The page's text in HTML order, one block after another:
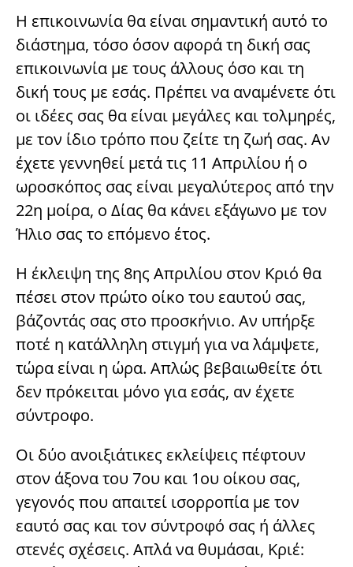
Η επικοινωνία θα είναι σημαντική αυτό το
διάστημα, τόσο όσον αφορά τη δική σας
επικοινωνία με τους άλλους όσο και τη
δική τους με εσάς. Πρέπει να αναμένετε ότι
οι ιδέες σας θα είναι μεγάλες και τολμηρές,
με τον ίδιο τρόπο που ζείτε τη ζωή σας. Αν
έχετε γεννηθεί μετά τις 11 Απριλίου ή ο
ωροσκόπος σας είναι μεγαλύτερος από την
22η μοίρα, ο Δίας θα κάνει εξάγωνο με τον
Ήλιο σας το επόμενο έτος.
Η έκλειψη της 8ης Απριλίου στον Κριό θα
πέσει στον πρώτο οίκο του εαυτού σας,
βάζοντάς σας στο προσκήνιο. Αν υπήρξε
ποτέ η κατάλληλη στιγμή για να λάμψετε,
τώρα είναι η ώρα. Απλώς βεβαιωθείτε ότι
δεν πρόκειται μόνο για εσάς, αν έχετε
σύντροφο.
Οι δύο ανοιξιάτικες εκλείψεις πέφτουν
στον άξονα του 7ου και 1ου οίκου σας,
γεγονός που απαιτεί ισορροπία με τον
εαυτό σας και τον σύντροφό σας ή άλλες
στενές σχέσεις. Απλά να θυμάσαι, Κριέ: